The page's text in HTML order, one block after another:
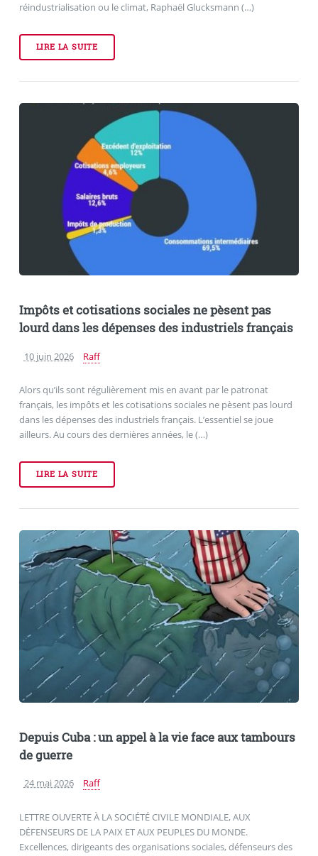
réindustrialisation ou le climat, Raphaël Glucksmann (…)
LIRE LA SUITE
Impôts et cotisations sociales ne pèsent pas
lourd dans les dépenses des industriels français
10 juin 2026 Raff
Alors qu’ils sont régulièrement mis en avant par le patronat
français, les impôts et les cotisations sociales ne pèsent pas lourd
dans les dépenses des industriels français. L’essentiel se joue
ailleurs. Au cours des dernières années, le (…)
LIRE LA SUITE
Depuis Cuba : un appel à la vie face aux tambours
de guerre
24 mai 2026 Raff
LETTRE OUVERTE À LA SOCIÉTÉ CIVILE MONDIALE, AUX
DÉFENSEURS DE LA PAIX ET AUX PEUPLES DU MONDE.
Excellences, dirigeants des organisations sociales, défenseurs des